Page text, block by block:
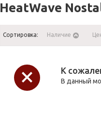
HeatWave
Сортировка: Наличие
К
В данный